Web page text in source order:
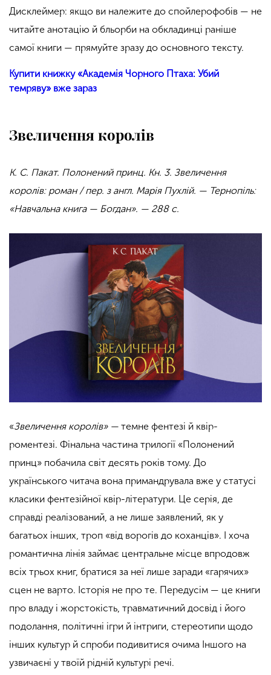
Дисклеймер: якщо ви належите до спойлерофобів — не
читайте анотацію й бльорби на обкладинці раніше
самої книги — прямуйте зразу до основного тексту.
Купити книжку «Академія Чорного Птаха: Убий
темряву» вже зараз
Звеличення королів
К. С. Пакат. Полонений принц. Кн. 3. Звеличення
королів: роман / пер. з англ. Марія Пухлій. — Тернопіль:
«Навчальна книга — Богдан». — 288 с.
«Звеличення королів» — темне фентезі й квір-
роментезі. Фінальна частина трилогії «Полонений
принц» побачила світ десять років тому. До
українського читача вона примандрувала вже у статусі
класики фентезійної квір-літератури. Це серія, де
справді реалізований, а не лише заявлений, як у
багатьох інших, троп «від ворогів до коханців». І хоча
романтична лінія займає центральне місце впродовж
всіх трьох книг, братися за неї лише заради «гарячих»
сцен не варто. Історія не про те. Передусім — це книги
про владу і жорстокість, травматичний досвід і його
подолання, політичні ігри й інтриги, стереотипи щодо
інших культур й спроби подивитися очима Іншого на
узвичаєні у твоїй рідній культурі речі.